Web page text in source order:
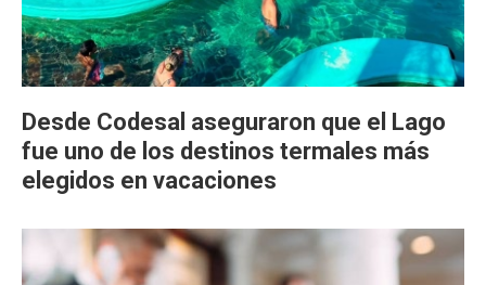
Desde Codesal aseguraron que el Lago
fue uno de los destinos termales más
elegidos en vacaciones